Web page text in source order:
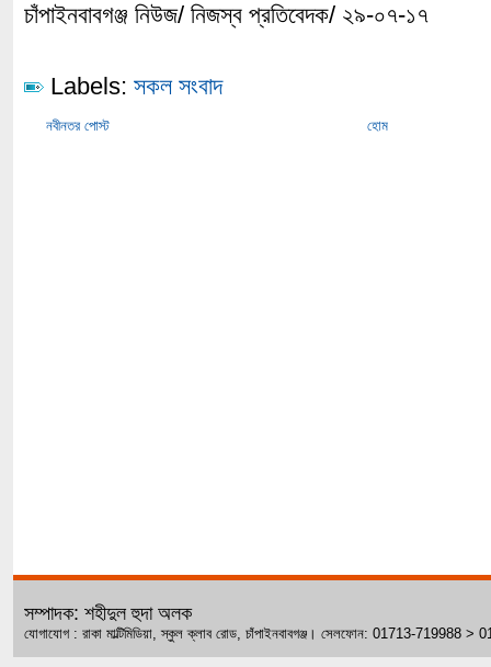
চাঁপাইনবাবগঞ্জ নিউজ/ নিজস্ব প্রতিবেদক/ ২৯-০৭-১৭
Labels: সকল সংবাদ
নবীনতর পোস্ট হোম
সম্পাদক: শহীদুল হুদা অলক
যোগাযোগ : রাকা মাল্টিমিডিয়া, স্কুল ক্লাব রোড, চাঁপাইনবাবগঞ্জ। সেলফোন: 01713-